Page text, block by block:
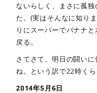
ないらしく、まさに孤
た。(実はそんなに知り
りにスーパーでバナナ
戻る。
さてさて、明日の闘い
ね。という訳で22時くら
2014年5月6日